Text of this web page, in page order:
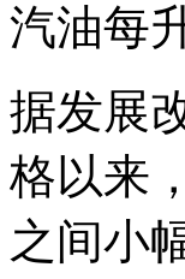
汽油每
据发展
格以来
之间小